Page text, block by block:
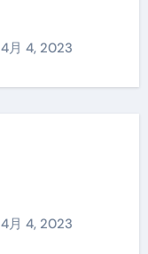
4月 4, 2023
4月 4, 2023